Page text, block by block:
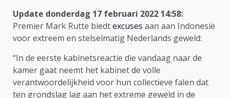
Update donderdag 17 februari 2022 14:58:
Premier Mark Rutte biedtexcuses aan aan Indonesië
voor extreem en stelselmatig Nederlands geweld:
“In de eerste kabinetsreactie die vandaag naar de
kamer gaat neemt het kabinet de volle
verantwoordelijkheid voor hun collectieve falen dat
ten grondslag lag aan het extreme geweld in de